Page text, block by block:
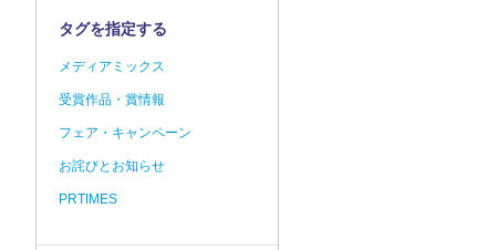
タグを指定する
メディアミックス
受賞作品・賞情報
フェア・キャンペーン
お詫びとお知らせ
PRTIMES